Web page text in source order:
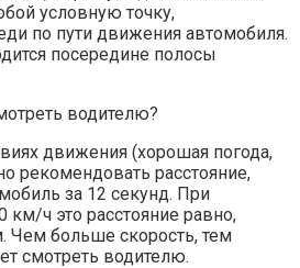
условную точку,
по пути движения автомобиля.
посередине полосы
водителю?
движения (хорошая погода,
рекомендовать расстояние,
за 12 секунд. При
км/ч это расстояние равно,
Чем больше скорость, тем
смотреть водителю.